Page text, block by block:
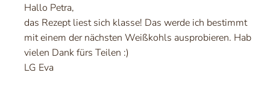
Hallo Petra,
das Rezept liest sich klasse! Das werde ich bestimmt
mit einem der nächsten Weißkohls ausprobieren. Hab
vielen Dank fürs Teilen :)
LG Eva